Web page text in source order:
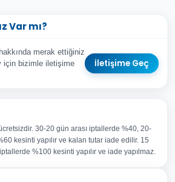
Var mı?
merak ettiğiniz
için bizimle iletişime
İletişime Geç
30-20 gün arası iptallerde %40, 20-
kesinti yapılır ve kalan tutar iade edilir. 15
%100 kesinti yapılır ve iade yapılmaz.